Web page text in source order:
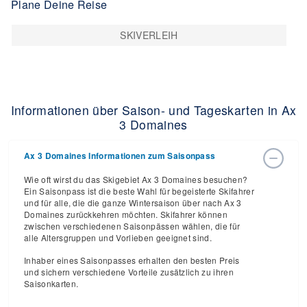
Plane Deine Reise
SKIVERLEIH
Informationen über Saison- und Tageskarten in Ax
3 Domaines
Ax 3 Domaines Informationen zum Saisonpass
Wie oft wirst du das Skigebiet Ax 3 Domaines besuchen?
Ein Saisonpass ist die beste Wahl für begeisterte Skifahrer
und für alle, die die ganze Wintersaison über nach Ax 3
Domaines zurückkehren möchten. Skifahrer können
zwischen verschiedenen Saisonpässen wählen, die für
alle Altersgruppen und Vorlieben geeignet sind.
Inhaber eines Saisonpasses erhalten den besten Preis
und sichern verschiedene Vorteile zusätzlich zu ihren
Saisonkarten.